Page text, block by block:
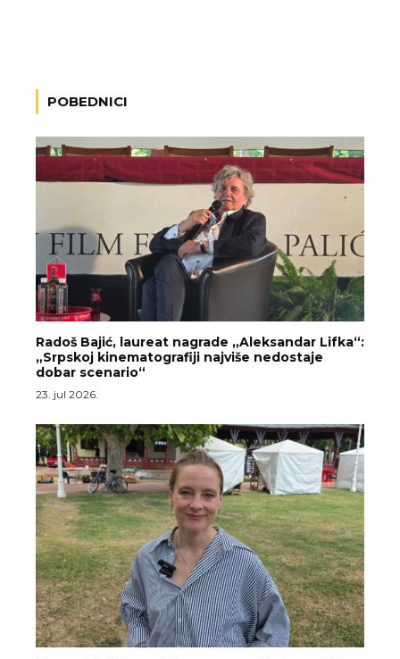
POBEDNICI
Radoš Bajić, laureat nagrade „Aleksandar Lifka“:
„Srpskoj kinematografiji najviše nedostaje
dobar scenario“
23. jul 2026.